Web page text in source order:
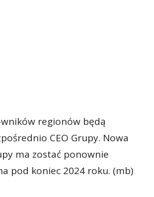
regionów będą
CEO Grupy. Nowa
ma zostać ponownie
pod koniec 2024 roku. (mb)